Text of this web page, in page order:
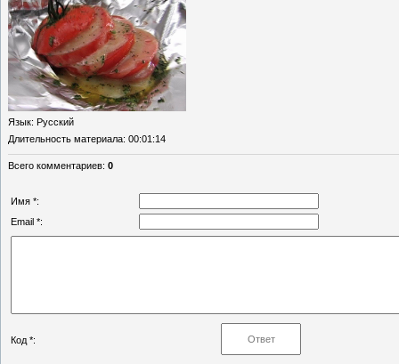
Язык: Русский
Длительность материала: 00:01:14
Всего комментариев: 0
Имя *:
Email *:
Код *: